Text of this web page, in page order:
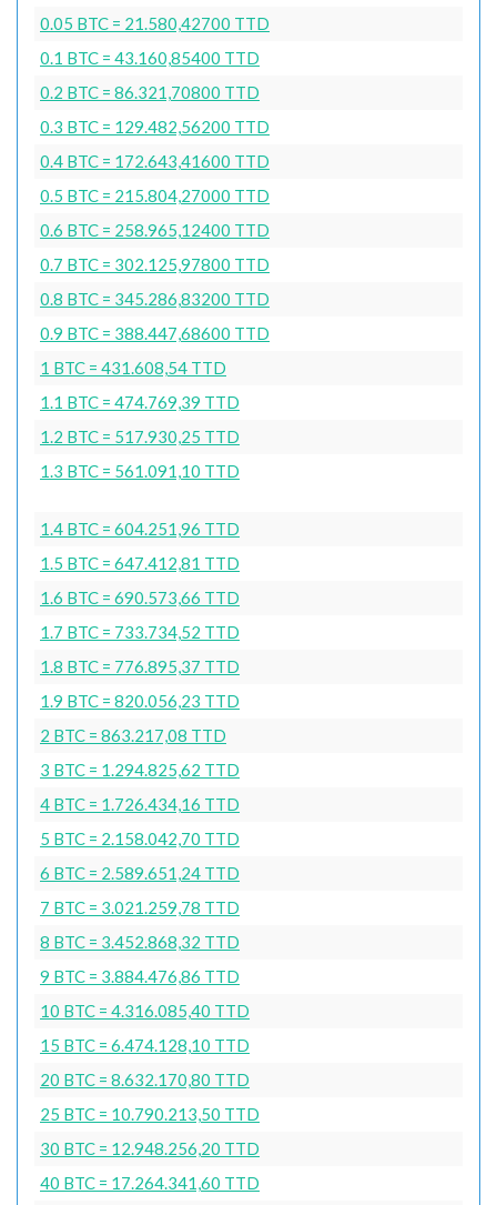
0.05 BTC = 21.580,42700 TTD
0.1 BTC = 43.160,85400 TTD
0.2 BTC = 86.321,70800 TTD
0.3 BTC = 129.482,56200 TTD
0.4 BTC = 172.643,41600 TTD
0.5 BTC = 215.804,27000 TTD
0.6 BTC = 258.965,12400 TTD
0.7 BTC = 302.125,97800 TTD
0.8 BTC = 345.286,83200 TTD
0.9 BTC = 388.447,68600 TTD
1 BTC = 431.608,54 TTD
1.1 BTC = 474.769,39 TTD
1.2 BTC = 517.930,25 TTD
1.3 BTC = 561.091,10 TTD
1.4 BTC = 604.251,96 TTD
1.5 BTC = 647.412,81 TTD
1.6 BTC = 690.573,66 TTD
1.7 BTC = 733.734,52 TTD
1.8 BTC = 776.895,37 TTD
1.9 BTC = 820.056,23 TTD
2 BTC = 863.217,08 TTD
3 BTC = 1.294.825,62 TTD
4 BTC = 1.726.434,16 TTD
5 BTC = 2.158.042,70 TTD
6 BTC = 2.589.651,24 TTD
7 BTC = 3.021.259,78 TTD
8 BTC = 3.452.868,32 TTD
9 BTC = 3.884.476,86 TTD
10 BTC = 4.316.085,40 TTD
15 BTC = 6.474.128,10 TTD
20 BTC = 8.632.170,80 TTD
25 BTC = 10.790.213,50 TTD
30 BTC = 12.948.256,20 TTD
40 BTC = 17.264.341,60 TTD